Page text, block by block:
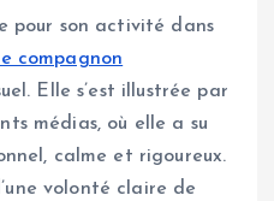
pour son activité dans
compagnon
Elle s’est illustrée par
médias, où elle a su
calme et rigoureux.
volonté claire de